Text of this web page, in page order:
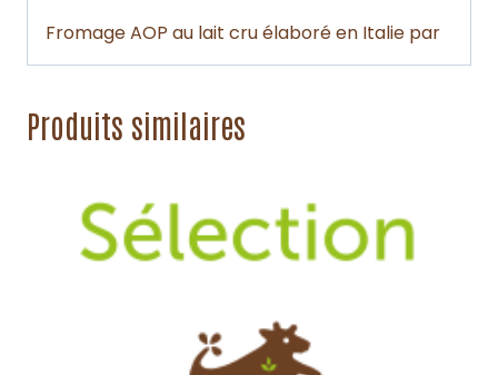
Fromage AOP au lait cru élaboré en Italie par
Produits similaires